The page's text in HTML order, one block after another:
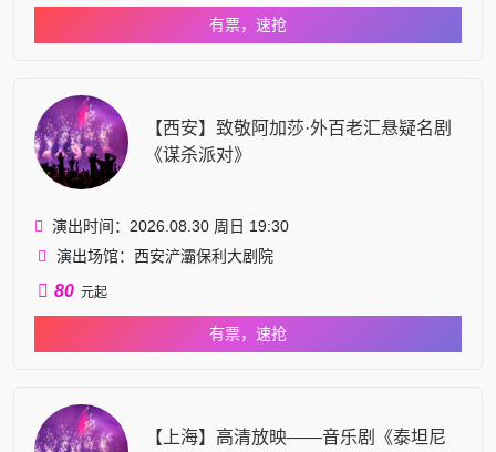
有票，速抢
【西安】致敬阿加莎·外百老汇悬疑名剧
《谋杀派对》
演出时间：2026.08.30 周日 19:30
演出场馆：西安浐灞保利大剧院
80 元起
有票，速抢
【上海】高清放映——音乐剧《泰坦尼